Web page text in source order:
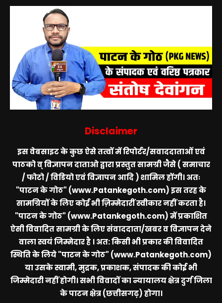
Disclaimer
इस वेबसाइट के कुछ ऐसे तत्वों में रिपोर्टर/सवाददाताओं एवं
पाठको व् विज्ञापन दाताओ द्वारा प्रस्तुत सामग्री जैसे ( समाचार
/ फोटो / विडियो एवं विज्ञापन आदि ) शामिल होंगी। अतः
"पाटन के गोठ" (www.Patankegoth.com)इस तरह के
सामग्रियों के लिए कोई भी ज़िम्मेदारीं स्वीकार नहीं करता है।
"पाटन के गोठ" (www.Patankegoth.com)में प्रकाशित
ऐसी विवादित सामग्री के लिए संवाददाता/खबर व विज्ञापन देने
वाला स्वयं जिम्मेदार है । अत: किसी भी प्रकार की विवादित
स्थिति के लिये"पाटन के गोठ" (www.Patankegoth.com)
या उसके स्वामी, मुद्रक, प्रकाशक, संपादक की कोई भी
जिम्मेदारी नहीं होगी। सभी विवादों का न्यायालय क्षेत्र दुर्ग जिला
के पाटन क्षेत्र (छत्तीसगढ़) होगा।